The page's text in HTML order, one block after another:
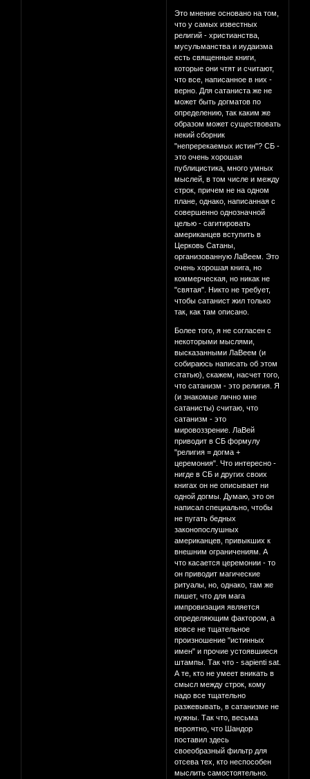
Это мнение основано на том,
что у самых известных
религий - христианства,
мусульманства и иудаизма
есть священные книги,
которые они чтят и считают,
что все, написанное в них -
верно. Для сатаниста же не
может быть догматов по
определению, так каким же
образом может существовать
некий сборник
"непререкаемых истин"? СБ -
это очень хорошая
публицистика, много умных
мыслей, в том числе и между
строк, причем не на одном
плане, однако, написанная с
совершенно однозначной
целью - сагитировать
американцев вступить в
Церковь Сатаны,
организованную ЛаВеем. Это
очень хорошая книга, но
коммерческая, но никак не
"святая". Никто не требует,
чтобы сатанист жил только
так, как там описано.
Более того, я не согласен с
некоторыми мыслями,
высказанными ЛаВеем (и
собираюсь написать об этом
статью), скажем, насчет того,
что сатанизм - это религия. Я
(и знакомые лично мне
сатанисты) считаю, что
сатанизм - это
мировоззрение. ЛаВей
приводит в СБ формулу
"религия = догма +
церемония". Что интересно -
нигде в СБ и других своих
книгах он не описывает ни
одной догмы. Думаю, это он
написал специально, чтобы
не пугать бедных
законопослушных
американцев, привыкших к
внешним ограничениям. А
что касается церемонии - то
он приводит магические
ритуалы, но, однако, там же
пишет, что для мага
импровизация является
определяющим фактором, а
вовсе не тщательное
произношение "истинных
имен" и прочие устоявшиеся
штампы. Так что - sapienti sat.
А те, кто не умеет вникать в
смысл между строк, кому
надо все тщательно
разжевывать, в сатанизме не
нужны. Так что, весьма
вероятно, что Шандор
поставил здесь
своеобразный фильтр для
отсева тех, кто неспособен
мыслить самостоятельно.